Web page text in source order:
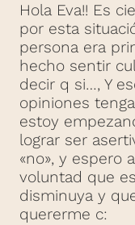
Hola Eva!! Es
por esta
persona era
hecho sentir
decir q si…, Y
opiniones
estoy
lograr ser
«no», y espero
voluntad que
disminuya y
quererme c: